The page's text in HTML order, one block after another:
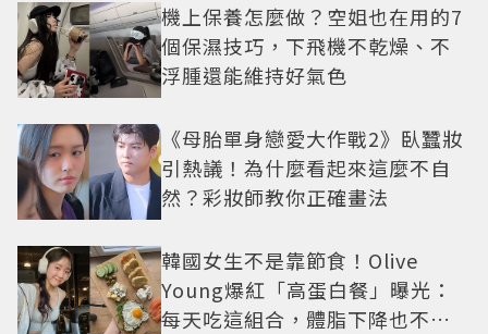
機上保養怎麼做？空姐也在用的7
個保濕技巧，下飛機不乾燥、不
浮腫還能維持好氣色
《母胎單身戀愛大作戰2》臥蠶妝
引熱議！為什麼看起來這麼不自
然？彩妝師教你正確畫法
韓國女生不是靠節食！Olive
Young爆紅「高蛋白餐」曝光：
每天吃這組合，體脂下降也不怕